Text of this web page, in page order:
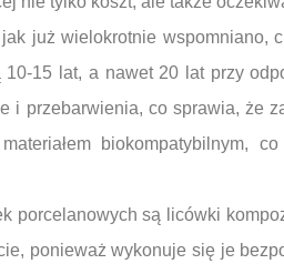
już wielokrotnie wspomniano,
10-15 lat, a nawet 20 lat przy
i przebarwienia, co sprawia, że
biokompatybilnym,
porcelanowych są licówki
ponieważ wykonuje się je